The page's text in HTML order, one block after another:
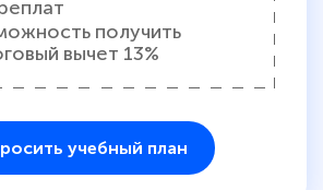
получить
вычет 13%
учебный план